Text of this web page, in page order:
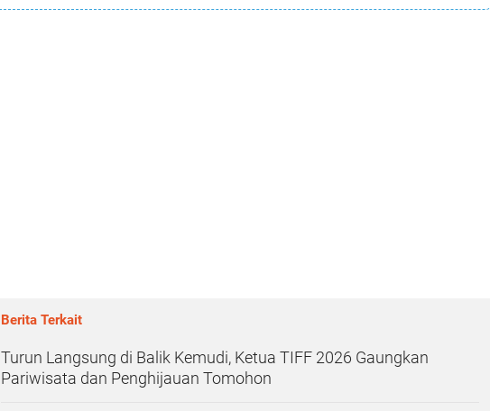
Berita Terkait
Turun Langsung di Balik Kemudi, Ketua TIFF 2026 Gaungkan
Pariwisata dan Penghijauan Tomohon